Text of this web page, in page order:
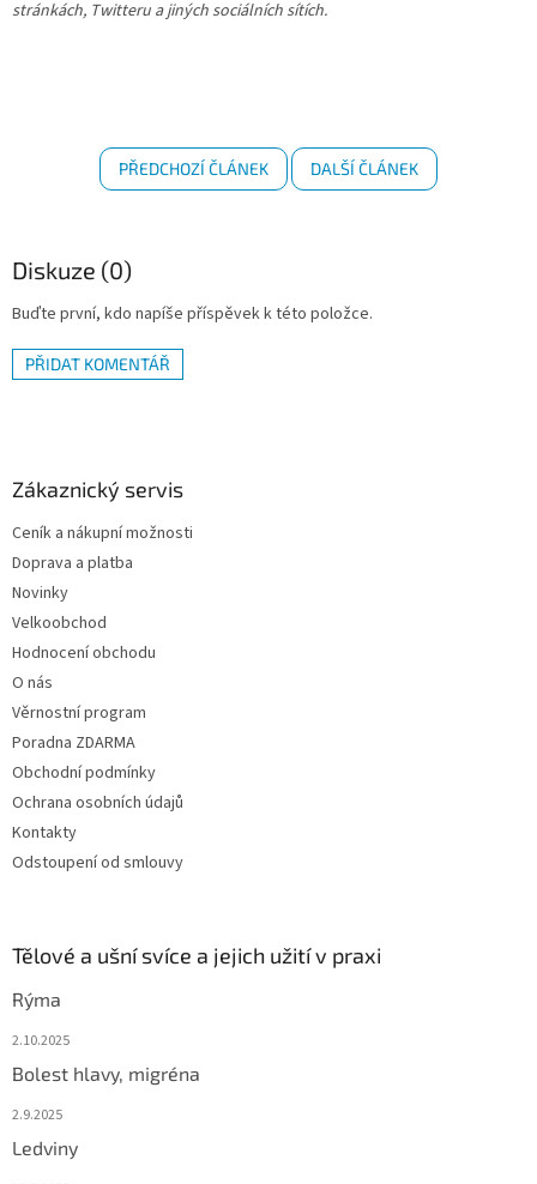
stránkách, Twitteru a jiných sociálních sítích.
PŘEDCHOZÍ ČLÁNEK DALŠÍ ČLÁNEK
Diskuze (0)
Buďte první, kdo napíše příspěvek k této položce.
PŘIDAT KOMENTÁŘ
Zákaznický servis
Ceník a nákupní možnosti
Doprava a platba
Novinky
Velkoobchod
Hodnocení obchodu
O nás
Věrnostní program
Poradna ZDARMA
Obchodní podmínky
Ochrana osobních údajů
Kontakty
Odstoupení od smlouvy
Tělové a ušní svíce a jejich užití v praxi
Rýma
2.10.2025
Bolest hlavy, migréna
2.9.2025
Ledviny